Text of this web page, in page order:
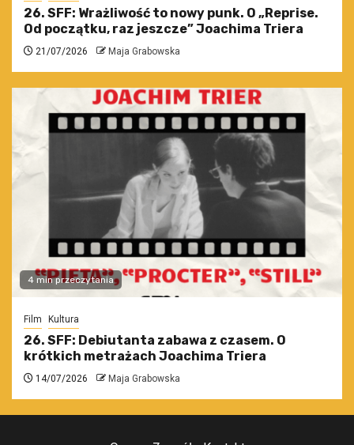
26. SFF: Wrażliwość to nowy punk. O „Reprise.
Od początku, raz jeszcze” Joachima Triera
21/07/2026 Maja Grabowska
4 min przeczytania
Film Kultura
26. SFF: Debiutanta zabawa z czasem. O
krótkich metrażach Joachima Triera
14/07/2026 Maja Grabowska